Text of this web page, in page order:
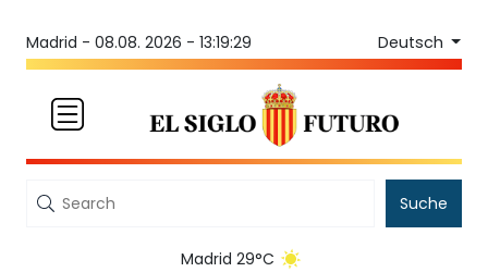
Madrid - 08.08. 2026 - 13:19:30 Deutsch
Suche
Madrid 29°C